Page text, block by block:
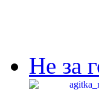
Не за